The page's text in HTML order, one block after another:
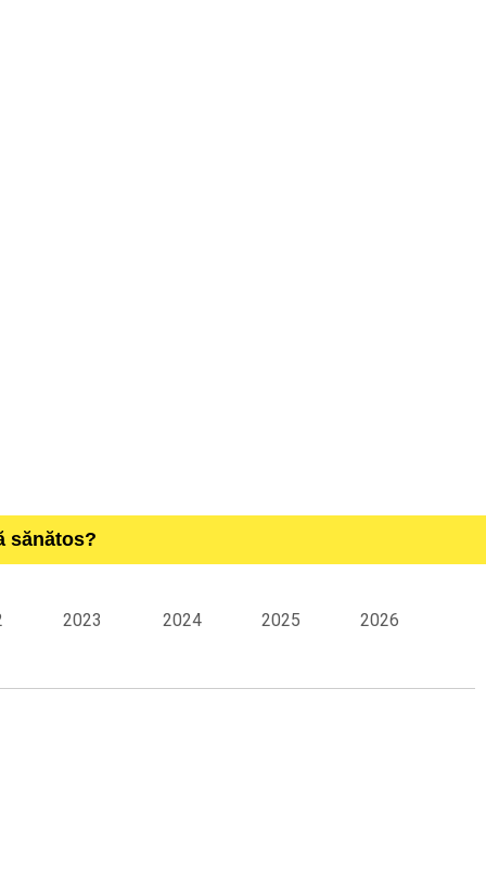
sănătos?
2023 2024 2025 2026